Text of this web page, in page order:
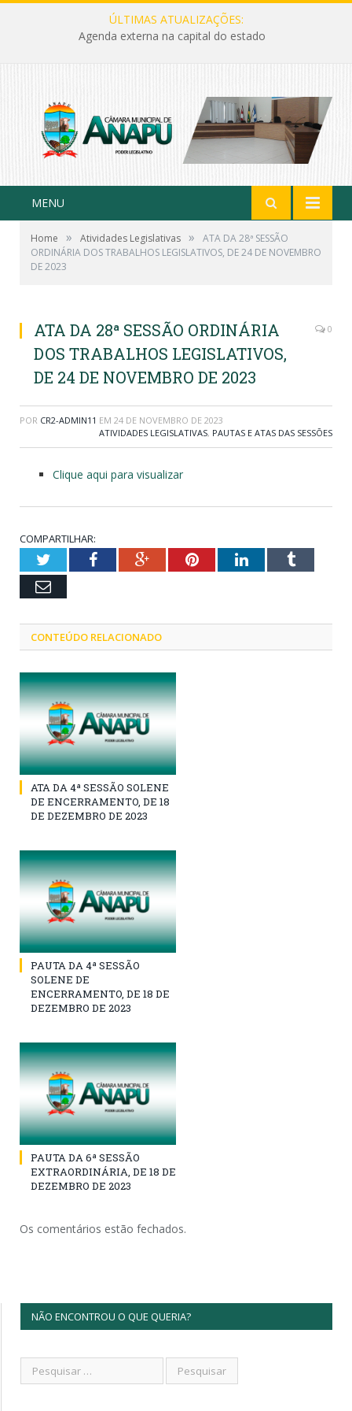
ÚLTIMAS ATUALIZAÇÕES:
Agenda externa na capital do estado
MENU
Home » Atividades Legislativas »
ATA DA 28ª SESSÃO
ORDINÁRIA DOS TRABALHOS LEGISLATIVOS, DE 24 DE NOVEMBRO
DE 2023
ATA DA 28ª SESSÃO ORDINÁRIA
DOS TRABALHOS LEGISLATIVOS,
DE 24 DE NOVEMBRO DE 2023
0
POR CR2-ADMIN11 EM 24 DE NOVEMBRO DE 2023
ATIVIDADES LEGISLATIVAS, PAUTAS E ATAS DAS SESSÕES
Clique aqui para visualizar
COMPARTILHAR:
TwitterFacebookGoogle+PinterestLinkedInTumblr
Email
CONTEÚDO RELACIONADO
ATA DA 4ª SESSÃO SOLENE
DE ENCERRAMENTO, DE 18
DE DEZEMBRO DE 2023
PAUTA DA 4ª SESSÃO
SOLENE DE
ENCERRAMENTO, DE 18 DE
DEZEMBRO DE 2023
PAUTA DA 6ª SESSÃO
EXTRAORDINÁRIA, DE 18 DE
DEZEMBRO DE 2023
Os comentários estão fechados.
NÃO ENCONTROU O QUE QUERIA?